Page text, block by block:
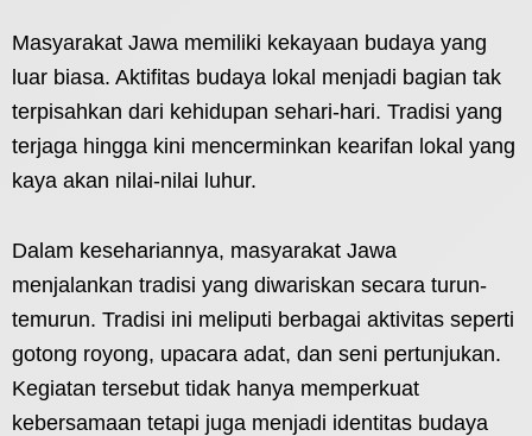
Masyarakat Jawa memiliki kekayaan budaya yang
luar biasa. Aktifitas budaya lokal menjadi bagian tak
terpisahkan dari kehidupan sehari-hari. Tradisi yang
terjaga hingga kini mencerminkan kearifan lokal yang
kaya akan nilai-nilai luhur.
Dalam kesehariannya, masyarakat Jawa
menjalankan tradisi yang diwariskan secara turun-
temurun. Tradisi ini meliputi berbagai aktivitas seperti
gotong royong, upacara adat, dan seni pertunjukan.
Kegiatan tersebut tidak hanya memperkuat
kebersamaan tetapi juga menjadi identitas budaya